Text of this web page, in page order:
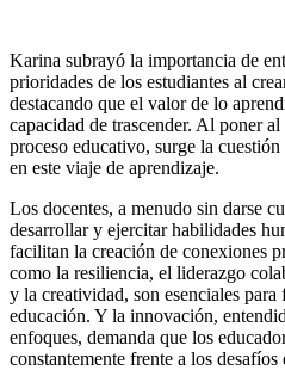
Karina subrayó la importancia de
prioridades de los estudiantes al
destacando que el valor de lo
capacidad de trascender. Al poner
proceso educativo, surge la
en este viaje de aprendizaje.
Los docentes, a menudo sin darse
desarrollar y ejercitar habilidades
facilitan la creación de conexiones
como la resiliencia, el liderazgo
y la creatividad, son esenciales
educación. Y la innovación,
enfoques, demanda que los
constantemente frente a los